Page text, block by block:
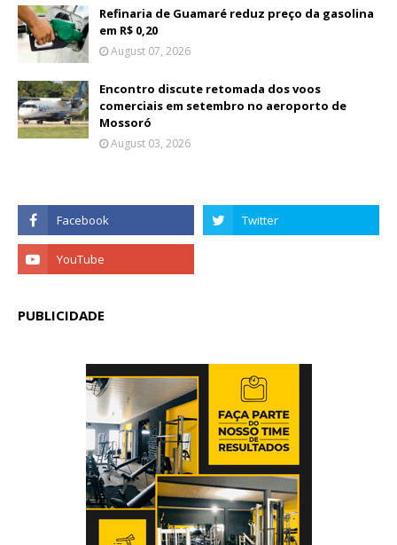
Refinaria de Guamaré reduz preço da gasolina
em R$ 0,20
August 07, 2026
Encontro discute retomada dos voos
comerciais em setembro no aeroporto de
Mossoró
August 03, 2026
PUBLICIDADE